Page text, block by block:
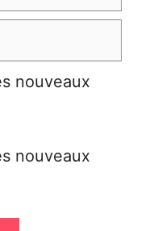
nouveaux
nouveaux